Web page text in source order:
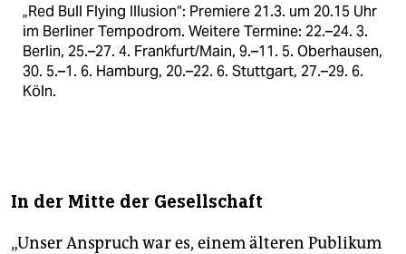
„Red Bull Flying Illusion“: Premiere 21.3. um 20.15 Uhr
im Berliner Tempodrom. Weitere Termine: 22.–24. 3.
Berlin, 25.–27. 4. Frankfurt/Main, 9.–11. 5. Oberhausen,
30. 5.–1. 6. Hamburg, 20.–22. 6. Stuttgart, 27.–29. 6.
Köln.
In der Mitte der Gesellschaft
„Unser Anspruch war es, einem älteren Publikum